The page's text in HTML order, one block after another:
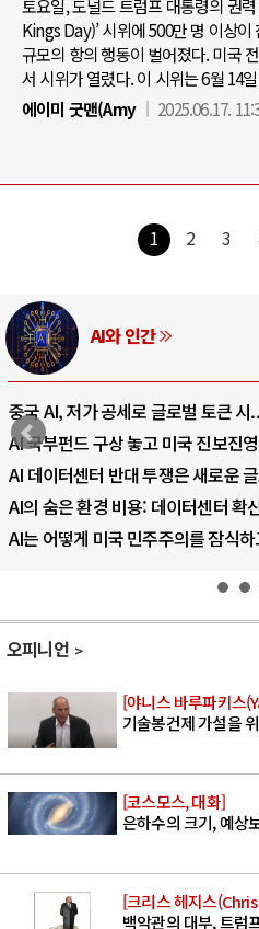
토요일, 도널드 트럼프 대통령의 권
Kings Day)’ 시위에 500만 명 이상
규모의 항의 행동이 벌어졌다. 미국
서 시위가 열렸다. 이 시위는 6월 14
에이미 굿맨(Amy
2025.06.17.
1 2 3
AI와 인간
중국 AI, 저가 공세로 글로벌 토큰 시..
AI 국부펀드 구상 놓고 미국 진보진
AI 데이터센터 반대 투쟁은 새로운
AI의 숨은 환경 비용: 데이터센터 확
AI는 어떻게 미국 민주주의를 잠식
오피니언
[야니스 바루파키스
기술봉건제 가설을
[코스모스, 대화]
은하수의 크기, 예상
[크리스 헤지스
백악관의 대부, 트럼